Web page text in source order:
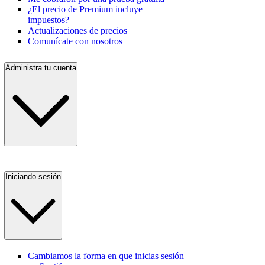
¿El precio de Premium incluye
impuestos?
Actualizaciones de precios
Comunícate con nosotros
Administra tu cuenta
Iniciando sesión
Cambiamos la forma en que inicias sesión